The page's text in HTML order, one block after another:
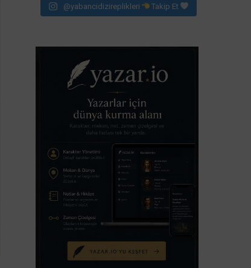
@yabancidizireplikleri Takip Et